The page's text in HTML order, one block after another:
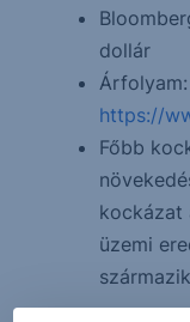
dollár
Árfolyam:
https://
Főbb
kockázat
üzemi